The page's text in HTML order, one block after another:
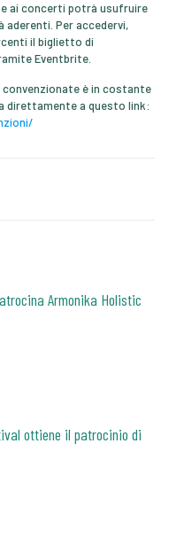
ai concerti potrà usufruire
Per accedervi,
il biglietto di
Eventbrite.
convenzionate è in costante
direttamente a questo link:
Armonika Holistic
ottiene il patrocinio di